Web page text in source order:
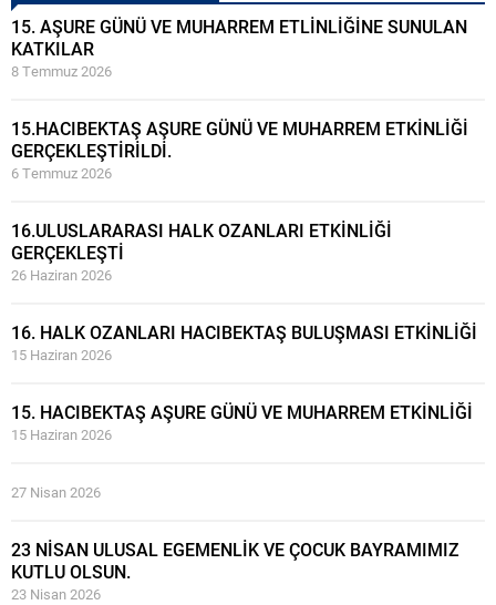
15. AŞURE GÜNÜ VE MUHARREM ETLİNLİĞİNE SUNULAN
KATKILAR
8 Temmuz 2026
15.HACIBEKTAŞ AŞURE GÜNÜ VE MUHARREM ETKİNLİĞİ
GERÇEKLEŞTİRİLDİ.
6 Temmuz 2026
16.ULUSLARARASI HALK OZANLARI ETKİNLİĞİ
GERÇEKLEŞTİ
26 Haziran 2026
16. HALK OZANLARI HACIBEKTAŞ BULUŞMASI ETKİNLİĞİ
15 Haziran 2026
15. HACIBEKTAŞ AŞURE GÜNÜ VE MUHARREM ETKİNLİĞİ
15 Haziran 2026
27 Nisan 2026
23 NİSAN ULUSAL EGEMENLİK VE ÇOCUK BAYRAMIMIZ
KUTLU OLSUN.
23 Nisan 2026